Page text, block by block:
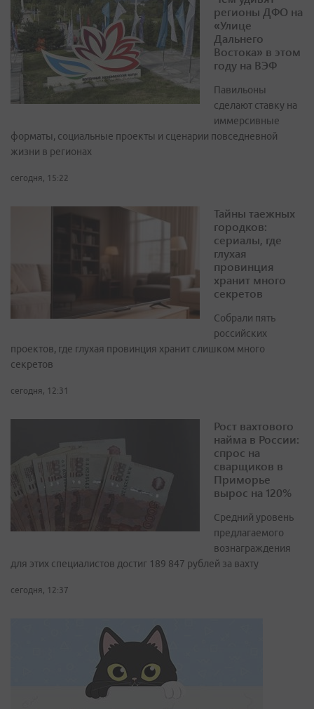
регионы ДФО на
«Улице
Дальнего
Востока» в этом
году на ВЭФ
Павильоны
сделают ставку на
иммерсивные
форматы, социальные проекты и сценарии повседневной
жизни в регионах
сегодня, 15:22
Тайны таежных
городков:
сериалы, где
глухая
провинция
хранит много
секретов
Собрали пять
российских
проектов, где глухая провинция хранит слишком много
секретов
сегодня, 12:31
Рост вахтового
найма в России:
спрос на
сварщиков в
Приморье
вырос на 120%
Средний уровень
предлагаемого
вознаграждения
для этих специалистов достиг 189 847 рублей за вахту
сегодня, 12:37